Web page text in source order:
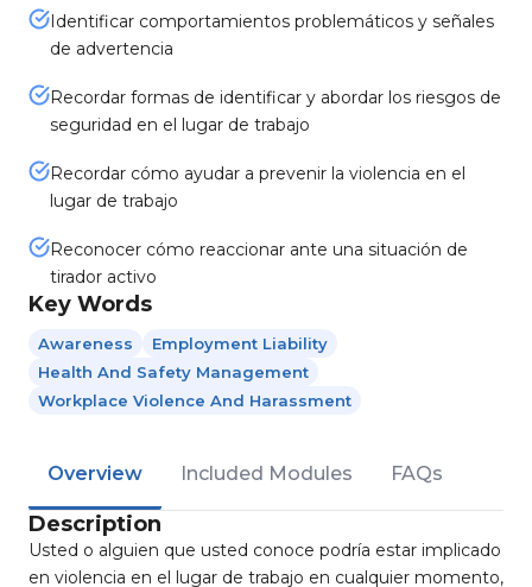
Identificar comportamientos problemáticos y señales
de advertencia
Recordar formas de identificar y abordar los riesgos de
seguridad en el lugar de trabajo
Recordar cómo ayudar a prevenir la violencia en el
lugar de trabajo
Reconocer cómo reaccionar ante una situación de
tirador activo
Key Words
Awareness
Employment Liability
Health And Safety Management
Workplace Violence And Harassment
Overview Included Modules FAQs
Description
Usted o alguien que usted conoce podría estar implicado
en violencia en el lugar de trabajo en cualquier momento,